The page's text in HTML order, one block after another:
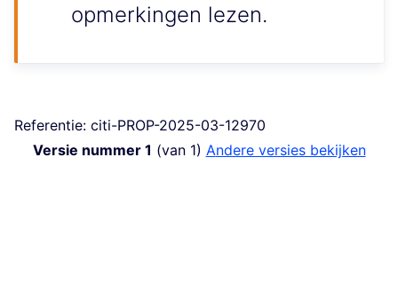
opmerkingen lezen.
Referentie: citi-PROP-2025-03-12970
Versie nummer 1 (van 1) andere versies bekijken